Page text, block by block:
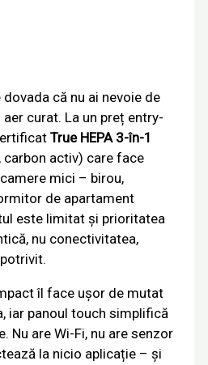
că nu ai nevoie de
curat. La un preț entry-
True HEPA 3-în-1
carbon activ) care face
mici – birou,
de apartament
este limitat și prioritatea
nu conectivitatea,
îl face ușor de mutat
iar panoul touch simplifică
Nu are Wi-Fi, nu are senzor
la nicio aplicație – și